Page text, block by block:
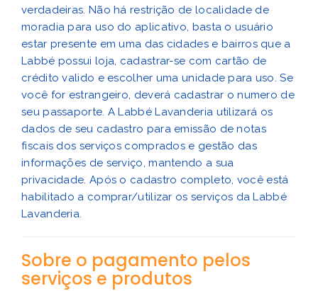
verdadeiras. Não há restrição de localidade de
moradia para uso do aplicativo, basta o usuário
estar presente em uma das cidades e bairros que a
Labbé possui loja, cadastrar-se com cartão de
crédito valido e escolher uma unidade para uso. Se
você for estrangeiro, deverá cadastrar o numero de
seu passaporte. A Labbé Lavanderia utilizará os
dados de seu cadastro para emissão de notas
fiscais dos serviços comprados e gestão das
informações de serviço, mantendo a sua
privacidade. Após o cadastro completo, você está
habilitado a comprar/utilizar os serviços da Labbé
Lavanderia.
Sobre o pagamento pelos
serviços e produtos